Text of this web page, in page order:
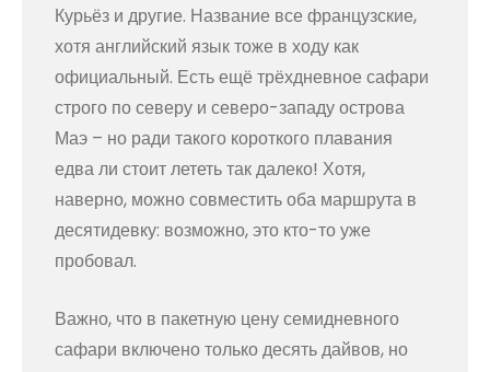
Курьёз и другие. Название все французские,
хотя английский язык тоже в ходу как
официальный. Есть ещё трёхдневное сафари
строго по северу и северо-западу острова
Маэ – но ради такого короткого плавания
едва ли стоит лететь так далеко! Хотя,
наверно, можно совместить оба маршрута в
десятидевку: возможно, это кто-то уже
пробовал.
Важно, что в пакетную цену семидневного
сафари включено только десять дайвов, но